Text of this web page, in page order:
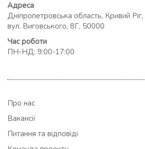
Адреса
Дніпропетровська область, Кривий Ріг,
вул. Виговського, 8Г, 50000
Час роботи
ПН-НД: 9:00-17:00
Про нас
Вакансії
Питання та відповіді